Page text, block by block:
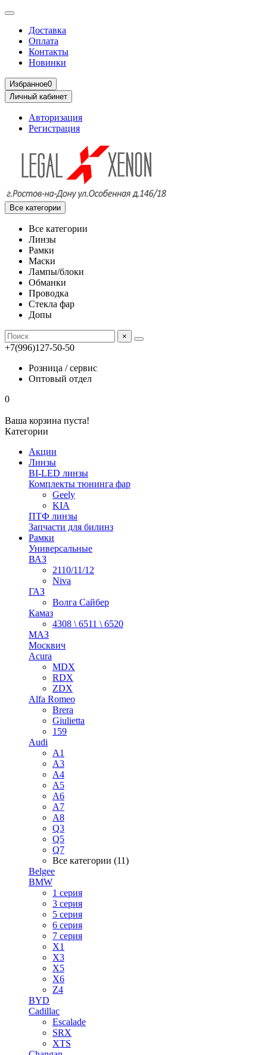
Доставка
Оплата
Контакты
Новинки
Избранное0
Личный кабинет
Авторизация
Регистрация
Все категории
Все категории
Линзы
Рамки
Маски
Лампы/блоки
Обманки
Проводка
Стекла фар
Допы
×
+7(996)127-50-50
Розница / сервис
Оптовый отдел
0
Ваша корзина пуста!
Категории
Акции
Линзы
BI-LED линзы
Комплекты тюнинга фар
Geely
KIA
ПТФ линзы
Запчасти для билинз
Рамки
Универсальные
ВАЗ
2110/11/12
Niva
ГАЗ
Волга Сайбер
Камаз
4308 \ 6511 \ 6520
МАЗ
Москвич
Acura
MDX
RDX
ZDX
Alfa Romeo
Brera
Giulietta
159
Audi
A1
A3
A4
A5
A6
A7
A8
Q3
Q5
Q7
Все категории (11)
Belgee
BMW
1 серия
3 серия
5 серия
6 серия
7 серия
X1
X3
X5
X6
Z4
BYD
Cadillac
Escalade
SRX
XTS